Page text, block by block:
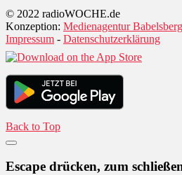
© 2022 radioWOCHE.de
Konzeption: Medienagentur Babelsberg
Impressum - Datenschutzerklärung
Back to Top
Escape drücken, zum